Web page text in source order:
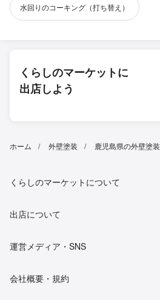
水回りのコーキング（打ち替え）
くらしのマーケットに
出店しよう
ホーム 外壁塗装 鹿児島県の外壁塗装
くらしのマーケットについて
出店について
運営メディア・SNS
会社概要・規約